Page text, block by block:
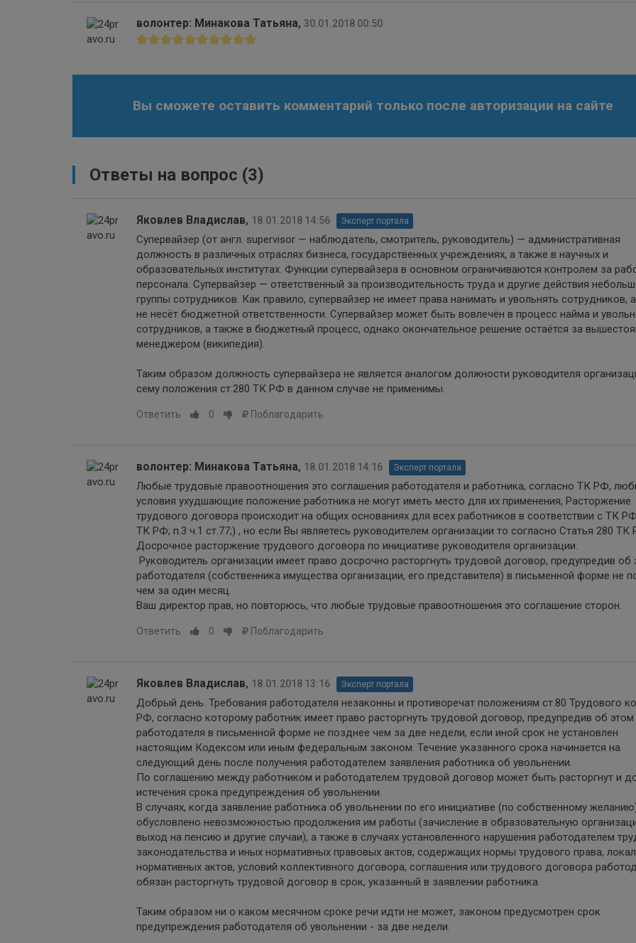
волонтер: Минакова Татьяна, 30.01.2018 00:50
Вы сможете оставить комментарий только после авторизации на сайте
Ответы на вопрос (3)
Яковлев Владислав, 18.01.2018 14:56 Эксперт портала
Супервайзер (от англ. supervisor — наблюдатель, смотритель, руководитель) — административная
должность в различных отраслях бизнеса, государственных учреждениях, а также в научных и
образовательных институтах. Функции супервайзера в основном ограничиваются контролем за
персонала. Супервайзер — ответственный за производительность труда и другие действия
группы сотрудников. Как правило, супервайзер не имеет права нанимать и увольнять сотрудников,
не несёт бюджетной ответственности. Супервайзер может быть вовлечён в процесс найма и
сотрудников, а также в бюджетный процесс, однако окончательное решение остаётся за
менеджером (википедия).
Таким образом должность супервайзера не является аналогом должности руководителя
сему положения ст.280 ТК РФ в данном случае не применимы.
Ответить 0 Поблагодарить
волонтер: Минакова Татьяна, 18.01.2018 14:16 Эксперт портала
Любые трудовые правоотношения это соглашения работодателя и работника, согласно ТК РФ,
условия ухудшающие положение работника не могут иметь место для их применения, Расторжение
трудового договора происходит на общих основаниях для всех работников в соответствии с ТК
ТК РФ; п.3 ч.1 ст.77;) , но если Вы являетесь руководителем организации то согласно Статья 280 ТК
Досрочное расторжение трудового договора по инициативе руководителя организации.
Руководитель организации имеет право досрочно расторгнуть трудовой договор, предупредив об
работодателя (собственника имущества организации, его представителя) в письменной форме не
чем за один месяц.
Ваш директор прав, но повторюсь, что любые трудовые правоотношения это соглашение сторон.
Ответить 0 Поблагодарить
Яковлев Владислав, 18.01.2018 13:16 Эксперт портала
Добрый день. Требования работодателя незаконны и противоречат положениям ст.80 Трудового
РФ, согласно которому работник имеет право расторгнуть трудовой договор, предупредив об этом
работодателя в письменной форме не позднее чем за две недели, если иной срок не установлен
настоящим Кодексом или иным федеральным законом. Течение указанного срока начинается на
следующий день после получения работодателем заявления работника об увольнении.
По соглашению между работником и работодателем трудовой договор может быть расторгнут и
истечения срока предупреждения об увольнении.
В случаях, когда заявление работника об увольнении по его инициативе (по собственному
обусловлено невозможностью продолжения им работы (зачисление в образовательную
выход на пенсию и другие случаи), а также в случаях установленного нарушения работодателем
законодательства и иных нормативных правовых актов, содержащих нормы трудового права,
нормативных актов, условий коллективного договора, соглашения или трудового договора
обязан расторгнуть трудовой договор в срок, указанный в заявлении работника.
Таким образом ни о каком месячном сроке речи идти не может, законом предусмотрен срок
предупреждения работодателя об увольнении - за две недели.